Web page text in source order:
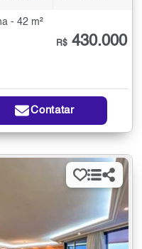
- 42 m²
R$ 430.000
Contatar